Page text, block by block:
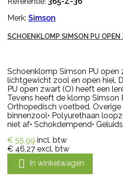
Merk: Simson
SCHOENKLOMP SIMSON PU
Schoenklomp Simson PU open
lichtgewicht zool en open hiel.
PU open zwart (O) heeft een
Tevens heeft de klomp Simson
Orthopedisch voetbed. Overige
binnenzool• Polyurethaan
niet af• Schokdempend•
€ 55,99 incl. btw
€ 46,27 excl. btw
 In winkelwagen